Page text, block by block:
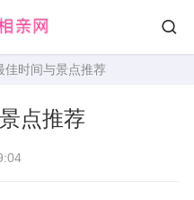
佳时间与景点推荐
点推荐